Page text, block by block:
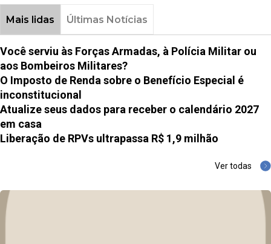
Mais lidas Últimas Notícias
Você serviu às Forças Armadas, à Polícia Militar ou
aos Bombeiros Militares?
O Imposto de Renda sobre o Benefício Especial é
inconstitucional
Atualize seus dados para receber o calendário 2027
em casa
Liberação de RPVs ultrapassa R$ 1,9 milhão
Ver todas